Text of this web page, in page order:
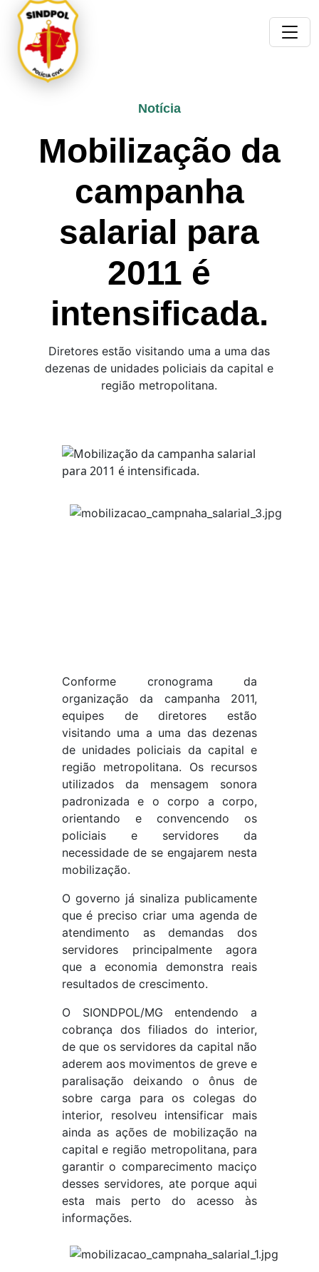
Notícia
Mobilização da
campanha
salarial para
2011 é
intensificada.
Diretores estão visitando uma a uma das
dezenas de unidades policiais da capital e
região metropolitana.
Conforme cronograma da
organização da campanha 2011,
equipes de diretores estão
visitando uma a uma das dezenas
de unidades policiais da capital e
região metropolitana. Os recursos
utilizados da mensagem sonora
padronizada e o corpo a corpo,
orientando e convencendo os
policiais e servidores da
necessidade de se engajarem nesta
mobilização.
O governo já sinaliza publicamente
que é preciso criar uma agenda de
atendimento as demandas dos
servidores principalmente agora
que a economia demonstra reais
resultados de crescimento.
O SIONDPOL/MG entendendo a
cobrança dos filiados do interior,
de que os servidores da capital não
aderem aos movimentos de greve e
paralisação deixando o ônus de
sobre carga para os colegas do
interior, resolveu intensificar mais
ainda as ações de mobilização na
capital e região metropolitana, para
garantir o comparecimento maciço
desses servidores, ate porque aqui
esta mais perto do acesso às
informações.